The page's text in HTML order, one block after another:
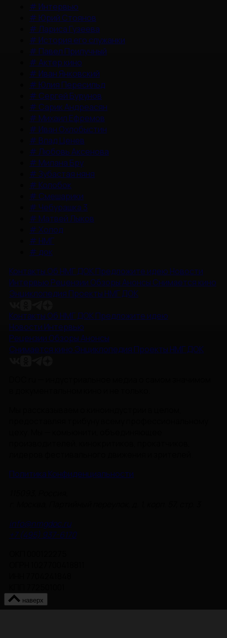
# Интервью
# Юрий Стоянов
#Лариса Гузеева
# История его служанки
# Павел Прилучный
#Актер кино
# Иван Янковский
# Юлия Пересильд
# Сергей Бурунов
# Сарик Андреасян
# Михаил Ефремов
# Иван Охлобыстин
# Влад Ценев
#Любовь Аксенова
# Милана Бру
#Зубастая няня
# Колобок
# Смешарики
# Чебурашка 3
# Матвей Лыков
#Холод
# НМГ
# док
Контакты Об НМГ ДОКПредложите идею Новости
Интервью Рецензии ОбзорыАнонсы Снимается кино
Энциклопедия Проекты НМГ ДОК
Контакты Об НМГ ДОКПредложите идею
Новости Интервью
Рецензии ОбзорыАнонсы
Снимается кино Энциклопедия Проекты НМГ ДОК
Политика Конфиденциальности
info@nmgdoc.ru
+7 (495) 937-6170
наверх